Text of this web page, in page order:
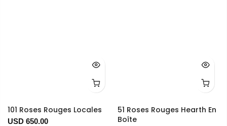
101 Roses Rouges Locales
USD 650.00
51 Roses Rouges Hearth En
Boîte